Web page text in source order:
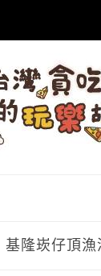
基隆崁仔頂漁